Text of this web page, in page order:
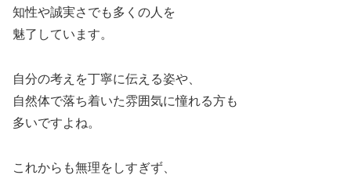
知性や誠実さでも多くの人を
魅了しています。
自分の考えを丁寧に伝える姿や、
自然体で落ち着いた雰囲気に憧れる方も
多いですよね。
これからも無理をしすぎず、